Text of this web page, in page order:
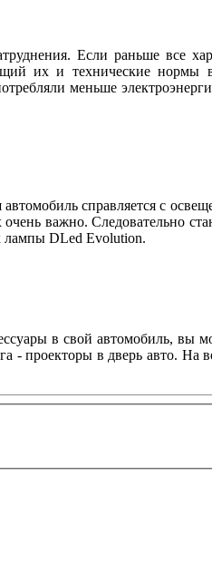
Если раньше все
их и технические нормы
меньше
справляется с
важно. Следовательно
лампы DLed Evolution.
в свой автомобиль, вы
- проекторы в дверь авто. На